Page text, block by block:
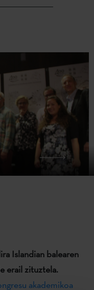
Islandian balearen
erail zituztela.
akademikoa